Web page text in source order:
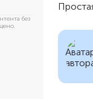
без